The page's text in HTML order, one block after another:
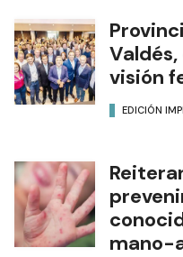
visión
EDICIÓN
mano-